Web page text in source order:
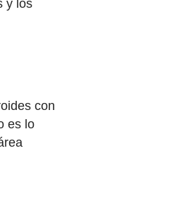
y los
con
es lo